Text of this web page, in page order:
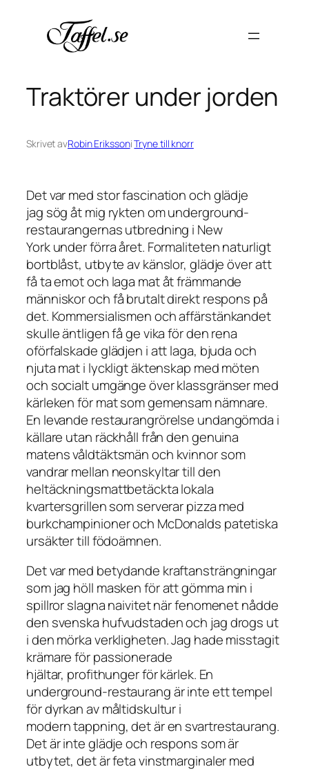
innehåll
Traktörer under jorden
Skrivet avRobin ErikssoniTryne till knorr
Det var med stor fascination och glädje
jag sög åt mig rykten om underground-
restaurangernas utbredning i New
York under förra året. Formaliteten naturligt
bortblåst, utbyte av känslor, glädje över att
få ta emot och laga mat åt främmande
människor och få brutalt direkt respons på
det. Kommersialismen och affärstänkandet
skulle äntligen få ge vika för den rena
oförfalskade glädjen i att laga, bjuda och
njuta mat i lyckligt äktenskap med möten
och socialt umgänge över klassgränser med
kärleken för mat som gemensam nämnare.
En levande restaurangrörelse undangömda i
källare utan räckhåll från den genuina
matens våldtäktsmän och kvinnor som
vandrar mellan neonskyltar till den
heltäckningsmattbetäckta lokala
kvartersgrillen som serverar pizza med
burkchampinioner och McDonalds patetiska
ursäkter till födoämnen.
Det var med betydande kraftansträngningar
som jag höll masken för att gömma min i
spillror slagna naivitet när fenomenet nådde
den svenska hufvudstaden och jag drogs ut
i den mörka verkligheten. Jag hade misstagit
krämare för passionerade
hjältar, profithunger för kärlek. En
underground-restaurang är inte ett tempel
för dyrkan av måltidskultur i
modern tappning, det är en svartrestaurang.
Det är inte glädje och respons som är
utbytet, det är feta vinstmarginaler med